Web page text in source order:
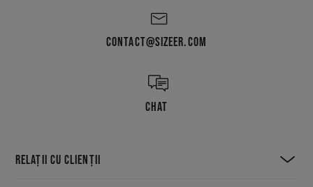
CONTACT@SIZEER.COM
CHAT
RELAȚII CU CLIENȚII